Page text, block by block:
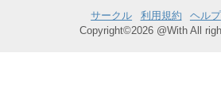
サークル 利用規約 ヘルプ
Copyright©2026 @With All